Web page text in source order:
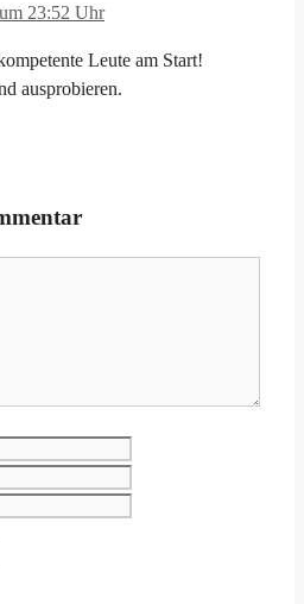
23:52 Uhr
Leute am Start!
ausprobieren.